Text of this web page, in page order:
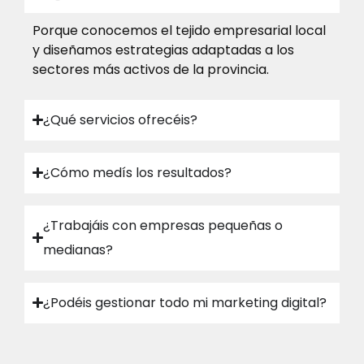
a trabajar.GRANDES PROFESIONALES
Porque conocemos el tejido empresarial local
y diseñamos estrategias adaptadas a los
sectores más activos de la provincia.
¿Qué servicios ofrecéis?
¿Cómo medís los resultados?
¿Trabajáis con empresas pequeñas o
medianas?
¿Podéis gestionar todo mi marketing digital?